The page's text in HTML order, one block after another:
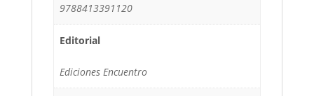
9788413391120
Editorial
Ediciones Encuentro